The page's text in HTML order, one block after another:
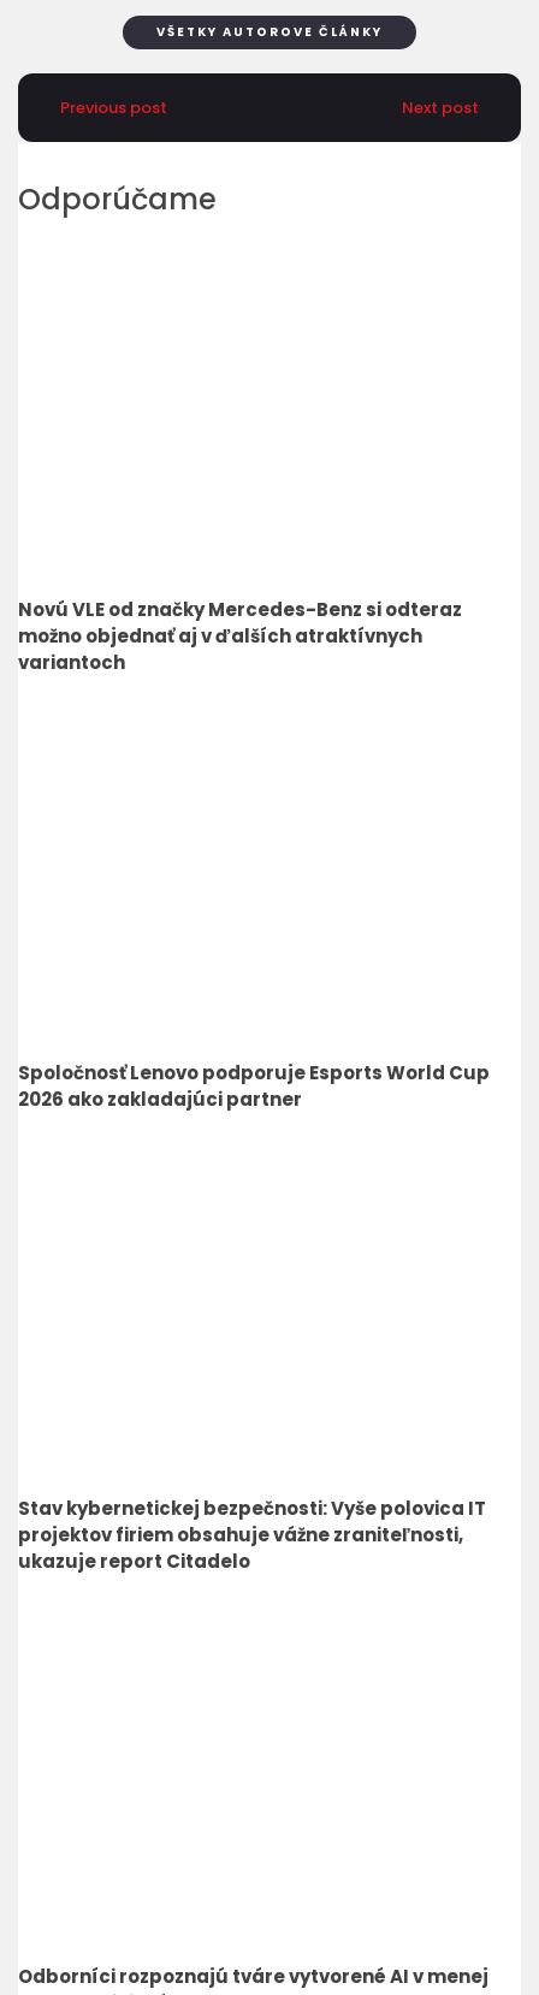
VŠETKY AUTOROVE ČLÁNKY
Previous post Next post
Odporúčame
Novú VLE od značky Mercedes-Benz si odteraz
možno objednať aj v ďalších atraktívnych
variantoch
Spoločnosť Lenovo podporuje Esports World Cup
2026 ako zakladajúci partner
Stav kybernetickej bezpečnosti: Vyše polovica IT
projektov firiem obsahuje vážne zraniteľnosti,
ukazuje report Citadelo
Odborníci rozpoznajú tváre vytvorené AI v menej